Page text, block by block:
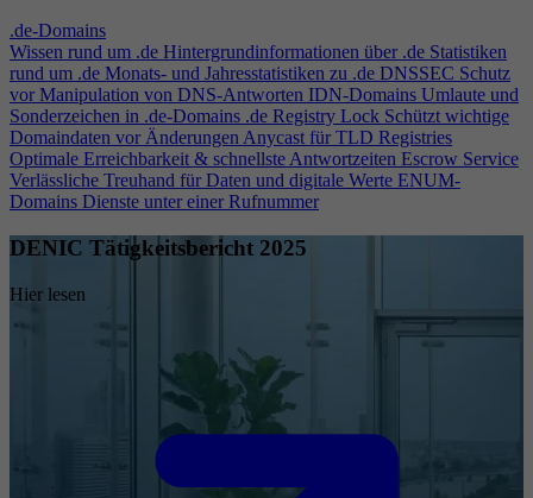
.de-Domains
Wissen rund um .de Hintergrundinformationen über .de Statistiken
rund um .de Monats- und Jahresstatistiken zu .de DNSSEC Schutz
vor Manipulation von DNS-Antworten IDN-Domains Umlaute und
Sonderzeichen in .de-Domains .de Registry Lock Schützt wichtige
Domaindaten vor ÄnderungenAnycast für TLD Registries
Optimale Erreichbarkeit & schnellste Antwortzeiten Escrow Service
Verlässliche Treuhand für Daten und digitale Werte ENUM-
Domains Dienste unter einer Rufnummer
DENIC Tätigkeitsbericht 2025
Hier lesen